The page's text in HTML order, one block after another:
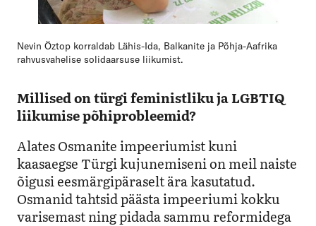
Nevin Öztop korraldab Lähis-Ida, Balkanite ja Põhja-Aafrika
rahvusvahelise solidaarsuse liikumist.
Millised on türgi feministliku ja LGBTIQ
liikumise põhiprobleemid?
Alates Osmanite impeeriumist kuni
kaasaegse Türgi kujunemiseni on meil naiste
õigusi eesmärgipäraselt ära kasutatud.
Osmanid tahtsid päästa impeeriumi kokku
varisemast ning pidada sammu reformidega